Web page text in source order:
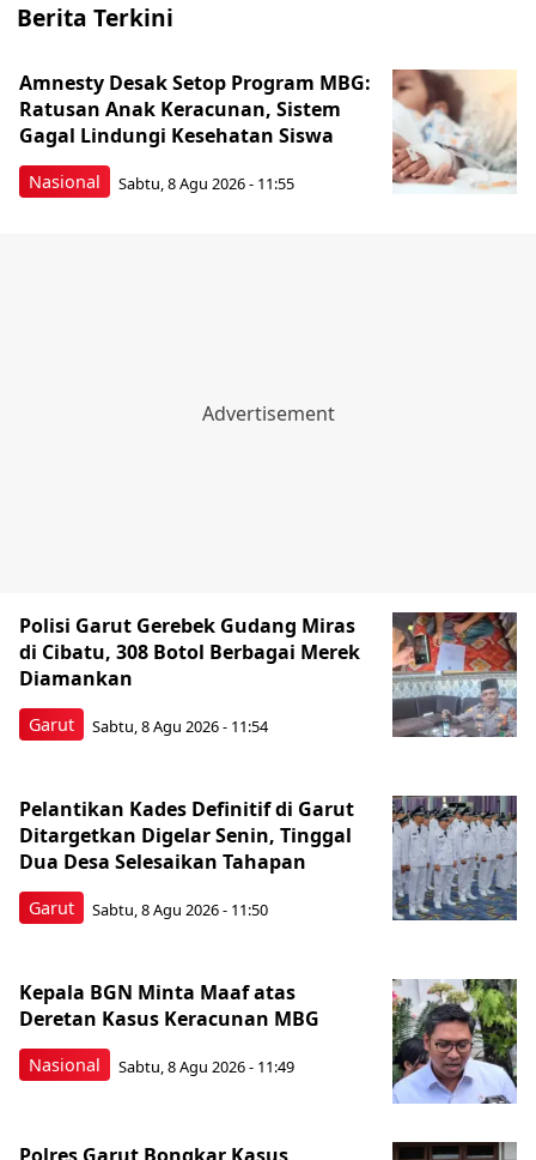
Berita Terkini
Nasional
Amnesty Desak Setop Program MBG:
Ratusan Anak Keracunan, Sistem
Gagal Lindungi Kesehatan Siswa
Sabtu, 8 Agu 2026 - 11:55
Garut
Polisi Garut Gerebek Gudang Miras
di Cibatu, 308 Botol Berbagai Merek
Diamankan
Sabtu, 8 Agu 2026 - 11:54
Garut
Pelantikan Kades Definitif di Garut
Ditargetkan Digelar Senin, Tinggal
Dua Desa Selesaikan Tahapan
Sabtu, 8 Agu 2026 - 11:50
Nasional
Kepala BGN Minta Maaf atas
Deretan Kasus Keracunan MBG
Sabtu, 8 Agu 2026 - 11:49